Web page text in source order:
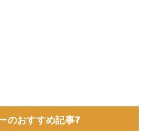
のおすすめ記事7